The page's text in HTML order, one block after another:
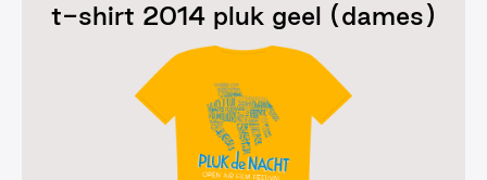
t-shirt 2014 pluk geel (dames)